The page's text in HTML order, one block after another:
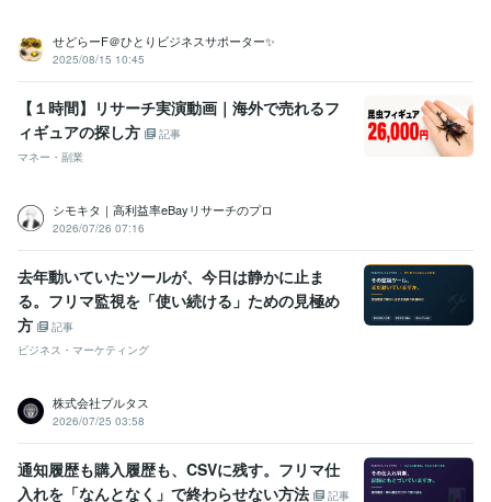
せどらーF＠ひとりビジネスサポーター✨
2025/08/15 10:45
【１時間】リサーチ実演動画｜海外で売れるフ
ィギュアの探し方
記事
マネー・副業
シモキタ｜高利益率eBayリサーチのプロ
2026/07/26 07:16
去年動いていたツールが、今日は静かに止ま
る。フリマ監視を「使い続ける」ための見極め
方
記事
ビジネス・マーケティング
株式会社プルタス
2026/07/25 03:58
通知履歴も購入履歴も、CSVに残す。フリマ仕
入れを「なんとなく」で終わらせない方法
記事